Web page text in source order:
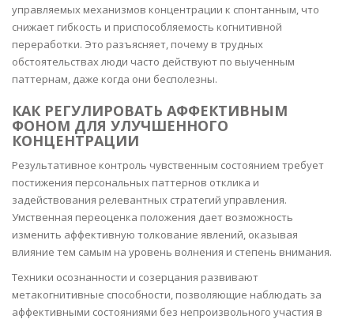
управляемых механизмов концентрации к спонтанным, что
снижает гибкость и приспособляемость когнитивной
переработки. Это разъясняет, почему в трудных
обстоятельствах люди часто действуют по выученным
паттернам, даже когда они бесполезны.
КАК РЕГУЛИРОВАТЬ АФФЕКТИВНЫМ
ФОНОМ ДЛЯ УЛУЧШЕННОГО
КОНЦЕНТРАЦИИ
Результативное контроль чувственным состоянием требует
постижения персональных паттернов отклика и
задействования релевантных стратегий управления.
Умственная переоценка положения дает возможность
изменить аффективную толкование явлений, оказывая
влияние тем самым на уровень волнения и степень внимания.
Техники осознанности и созерцания развивают
метакогнитивные способности, позволяющие наблюдать за
аффективными состояниями без непроизвольного участия в